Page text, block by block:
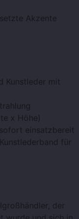
Akzente
Kunstleder mit
x Höhe)
einsatzbereit
für
der